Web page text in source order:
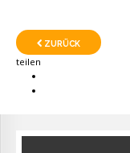
ZURÜCK
teilen